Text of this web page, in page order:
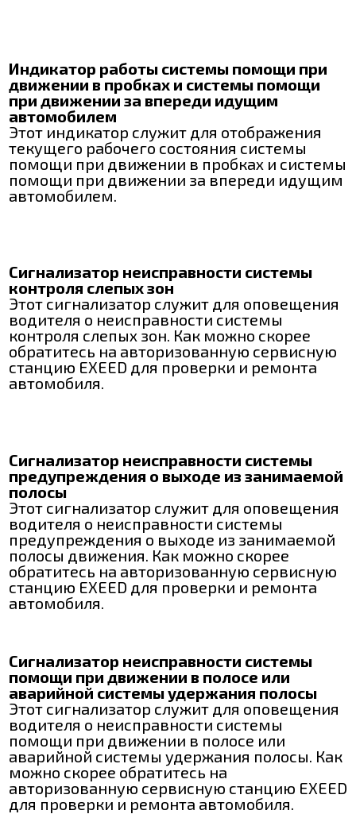
Индикатор работы системы помощи при
движении в пробках и системы помощи
при движении за впереди идущим
автомобилем
Этот индикатор служит для отображения
текущего рабочего состояния системы
помощи при движении в пробках и системы
помощи при движении за впереди идущим
автомобилем.
Сигнализатор неисправности системы
контроля слепых зон
Этот сигнализатор служит для оповещения
водителя о неисправности системы
контроля слепых зон. Как можно скорее
обратитесь на авторизованную сервисную
станцию EXEED для проверки и ремонта
автомобиля.
Сигнализатор неисправности системы
предупреждения о выходе из занимаемой
полосы
Этот сигнализатор служит для оповещения
водителя о неисправности системы
предупреждения о выходе из занимаемой
полосы движения. Как можно скорее
обратитесь на авторизованную сервисную
станцию EXEED для проверки и ремонта
автомобиля.
Сигнализатор неисправности системы
помощи при движении в полосе или
аварийной системы удержания полосы
Этот сигнализатор служит для оповещения
водителя о неисправности системы
помощи при движении в полосе или
аварийной системы удержания полосы. Как
можно скорее обратитесь на
авторизованную сервисную станцию EXEED
для проверки и ремонта автомобиля.